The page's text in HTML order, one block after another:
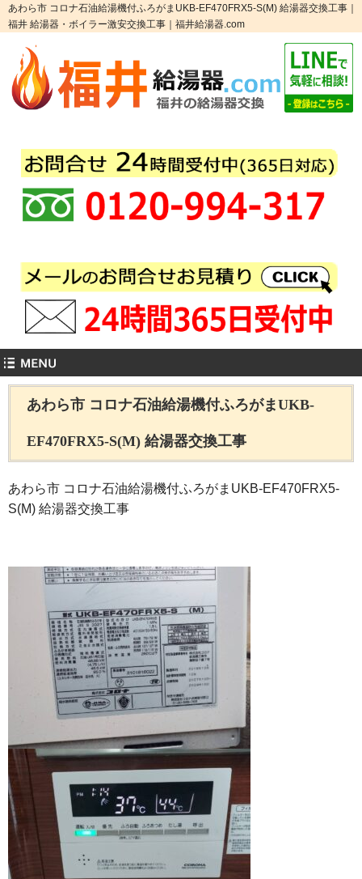
あわら市 コロナ石油給湯機付ふろがまUKB-EF470FRX5-S(M) 給湯器交換工事｜
福井 給湯器・ボイラー激安交換工事｜福井給湯器.com
あわら市 コロナ石油給湯機付ふろがまUKB-
EF470FRX5-S(M) 給湯器交換工事
あわら市 コロナ石油給湯機付ふろがまUKB-EF470FRX5-
S(M) 給湯器交換工事